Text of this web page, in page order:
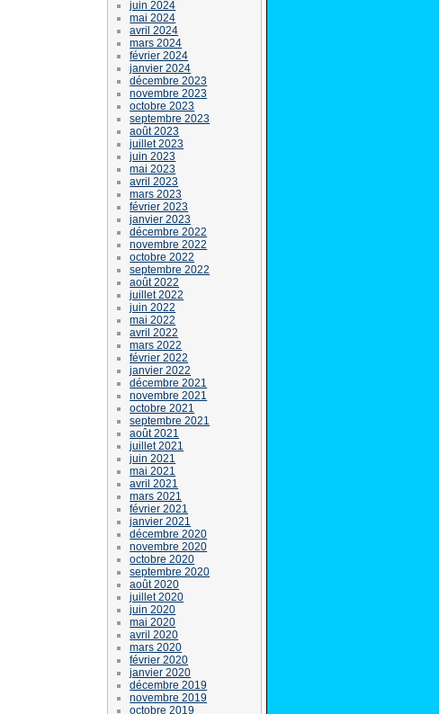
juin 2024
mai 2024
avril 2024
mars 2024
février 2024
janvier 2024
décembre 2023
novembre 2023
octobre 2023
septembre 2023
août 2023
juillet 2023
juin 2023
mai 2023
avril 2023
mars 2023
février 2023
janvier 2023
décembre 2022
novembre 2022
octobre 2022
septembre 2022
août 2022
juillet 2022
juin 2022
mai 2022
avril 2022
mars 2022
février 2022
janvier 2022
décembre 2021
novembre 2021
octobre 2021
septembre 2021
août 2021
juillet 2021
juin 2021
mai 2021
avril 2021
mars 2021
février 2021
janvier 2021
décembre 2020
novembre 2020
octobre 2020
septembre 2020
août 2020
juillet 2020
juin 2020
mai 2020
avril 2020
mars 2020
février 2020
janvier 2020
décembre 2019
novembre 2019
octobre 2019